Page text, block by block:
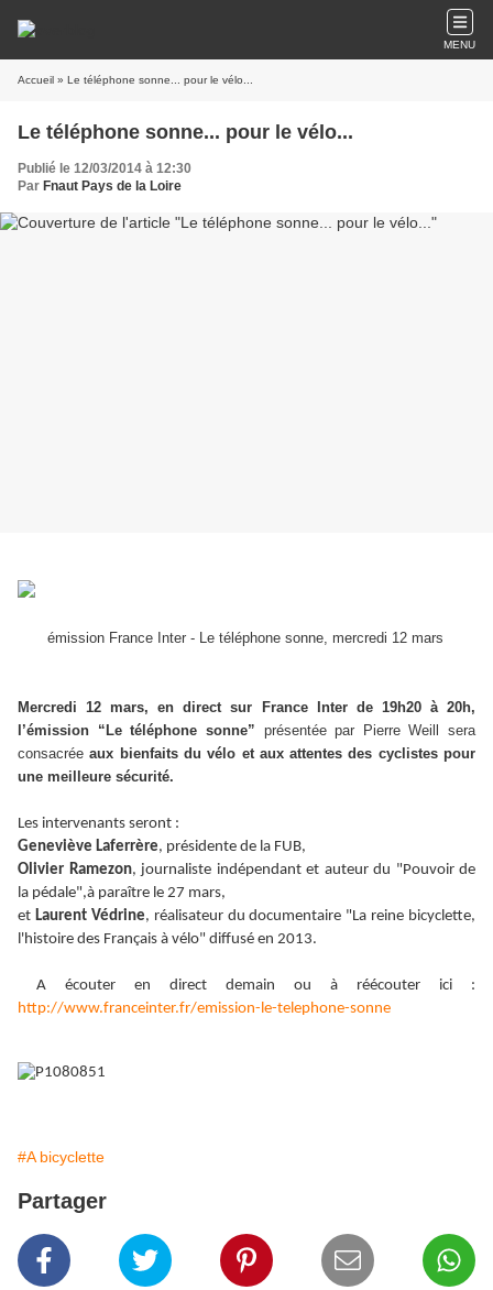
MENU
Accueil » Le téléphone sonne... pour le vélo...
Le téléphone sonne... pour le vélo...
Publié le 12/03/2014 à 12:30
Par Fnaut Pays de la Loire
émission France Inter - Le téléphone sonne, mercredi 12 mars
Mercredi 12 mars, en direct sur France Inter de 19h20 à 20h,
l’émission “Le téléphone sonne” présentée par Pierre Weill sera
consacréeaux bienfaits du vélo et aux attentes des cyclistes pour
une meilleure sécurité.
Les intervenants seront :
Geneviève Laferrère, présidente de la FUB,
Olivier Ramezon, journaliste indépendant et auteur du "Pouvoir de
la pédale",à paraître le 27 mars,
et Laurent Védrine, réalisateur du documentaire "La reine bicyclette,
l'histoire des Français à vélo" diffusé en 2013.
A écouter en direct demain ou à réécouter ici :
http://www.franceinter.fr/emission-le-telephone-sonne
#A bicyclette
Partager